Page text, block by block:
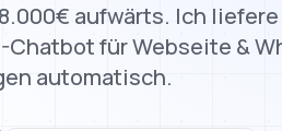
aufwärts. Ich
Chatbot für Webseite &
automatisch.